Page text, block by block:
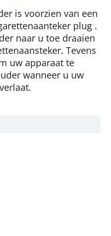
is voorzien van een
plug .
naar u toe draaien
Tevens
uw apparaat te
wanneer u uw